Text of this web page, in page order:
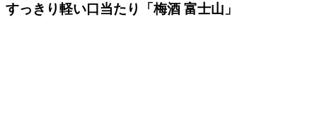
すっきり軽い口当たり「梅酒 富士山」